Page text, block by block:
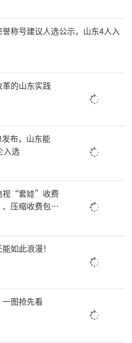
销酒品牌“峥酒”的代言人。图片来
定组织传销的公司，陶虹
应承担何种责任？在张庭
行线下活动宣传产品时，
作为产品宣传者之一其是
京宝盈（成都）律师事务
，陶虹是达尔威股东，不
日常业务，也不可能不向
相应的便利条件，因此陶
大嫌疑。不过泰和泰律师
，在达尔威公司涉传销一
属于违法行为人，不承担
称号建议人选公示，山东4人入
的山东实践
布，山东能
入选
视“套娃”收费
压缩收费包比
如此浪漫！
图抢先看